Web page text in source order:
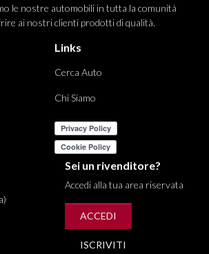
le nostre automobili in tutta la comunità
ai nostri clienti prodotti di qualità.
Links
Cerca Auto
Chi Siamo
Sei un rivenditore?
Accedi alla tua area riservata
ACCEDI
ISCRIVITI